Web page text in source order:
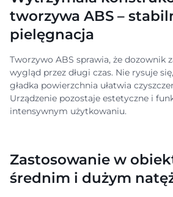
tworzywa ABS –
pielęgnacja
Tworzywo ABS sprawia, że dozownik
wygląd przez długi czas. Nie rysuje
gładka powierzchnia ułatwia
Urządzenie pozostaje estetyczne i
intensywnym użytkowaniu.
Zastosowanie w
średnim i dużym